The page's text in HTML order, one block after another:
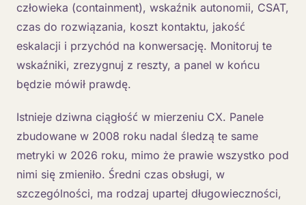
człowieka (containment), wskaźnik autonomii, CSAT,
czas do rozwiązania, koszt kontaktu, jakość
eskalacji i przychód na konwersację. Monitoruj te
wskaźniki, zrezygnuj z reszty, a panel w końcu
będzie mówił prawdę.
Istnieje dziwna ciągłość w mierzeniu CX. Panele
zbudowane w 2008 roku nadal śledzą te same
metryki w 2026 roku, mimo że prawie wszystko pod
nimi się zmieniło. Średni czas obsługi, w
szczególności, ma rodzaj upartej długowieczności,